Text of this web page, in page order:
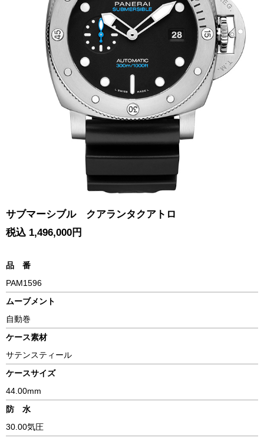
サブマーシブル クアランタクアトロ
税込 1,496,000円
品 番
PAM1596
ムーブメント
自動巻
ケース素材
サテンスティール
ケースサイズ
44.00mm
防 水
30.00気圧